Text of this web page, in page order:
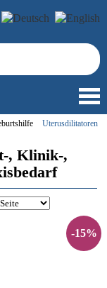
Uterusdilitatoren
, Klinik-,
-15%